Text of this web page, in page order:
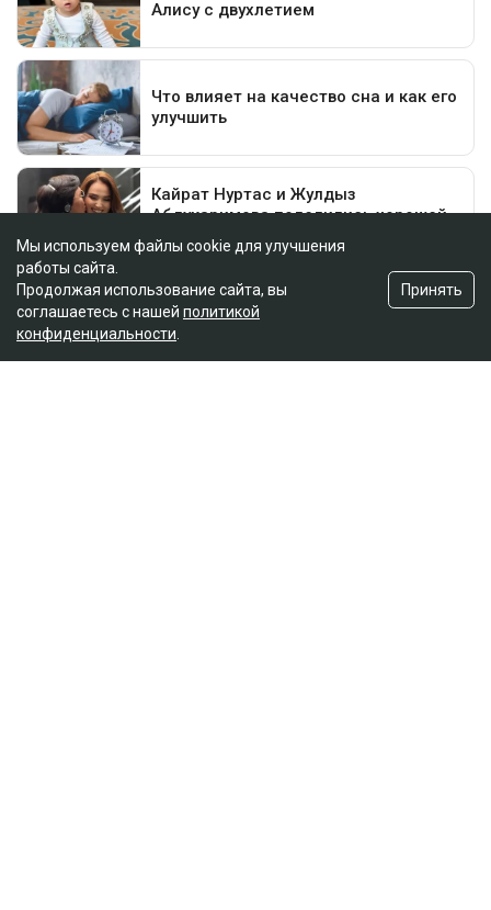
Мы используем файлы cookie для улучшения
работы сайта.
Продолжая использование сайта, вы
соглашаетесь с нашей политикой
конфиденциальности
Принять